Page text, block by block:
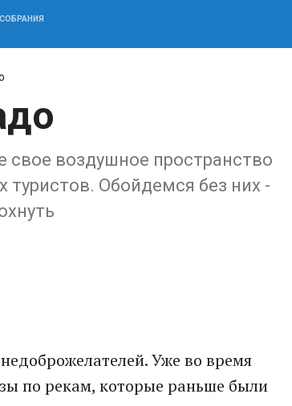
воздушное пространство
туристов. Обойдемся без них -
Уже во время
по рекам, которые раньше были